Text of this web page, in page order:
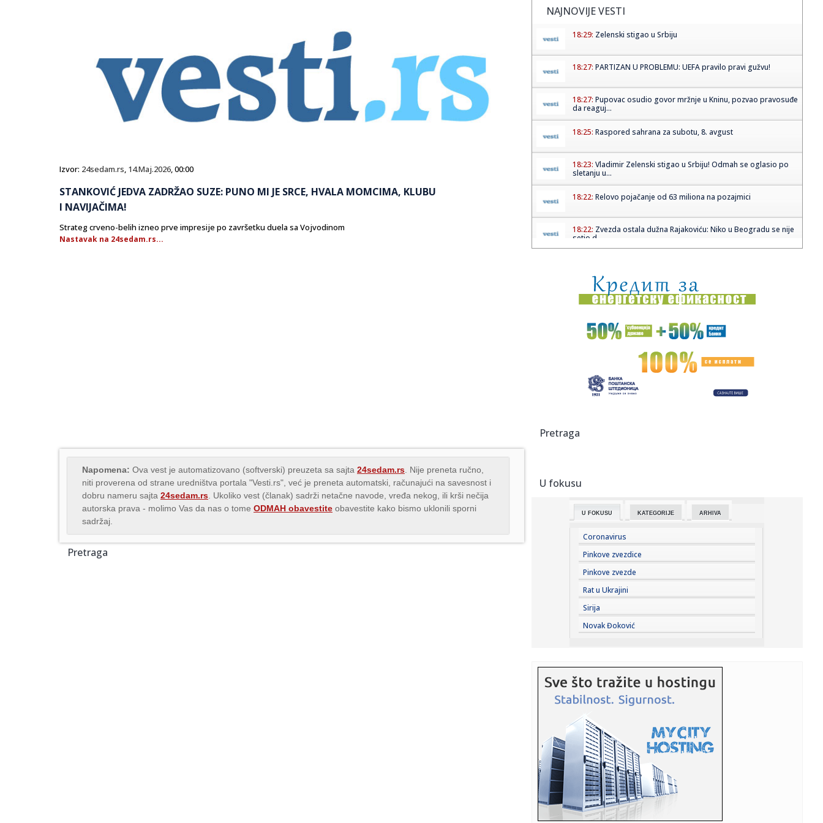
Izvor: 24sedam.rs, 14.Maj.2026, 00:00
STANKOVIĆ JEDVA ZADRŽAO SUZE: PUNO MI JE SRCE, HVALA MOMCIMA, KLUBU
I NAVIJAČIMA!
Strateg crveno-belih izneo prve impresije po završetku duela sa Vojvodinom
Nastavak na 24sedam.rs...
Napomena: Ova vest je automatizovano (softverski) preuzeta sa sajta 24sedam.rs . Nije preneta ručno,
niti proverena od strane uredništva portala "Vesti.rs", već je preneta automatski, računajući na savesnost i
dobru nameru sajta 24sedam.rs . Ukoliko vest (članak) sadrži netačne navode, vređa nekog, ili krši nečija
autorska prava - molimo Vas da nas o tome ODMAH obavestite obavestite kako bismo uklonili sporni
sadržaj.
Pretraga
NAJNOVIJE VESTI
18:29: Zelenski stigao u Srbiju
18:27: PARTIZAN U PROBLEMU: UEFA pravilo pravi gužvu!
18:27: Pupovac osudio govor mržnje u Kninu, pozvao pravosuđe
da reaguj...
18:25: Raspored sahrana za subotu, 8. avgust
18:23: Vladimir Zelenski stigao u Srbiju! Odmah se oglasio po
sletanju u...
18:22: Relovo pojačanje od 63 miliona na pozajmici
18:22: Zvezda ostala dužna Rajakoviću: Niko u Beogradu se nije
setio d...
18:22:Bojanić: Beograđani u Carigradu – Тrag bolne seobe koji i
da...
18:22:Supruga Sergeja Trifunovića privedena zbog sumnje na
krađu; Mre...
Besni su; Širom grada osvanuli kovčezi sa jezivim
18:19:Đokić visokorizičan, Lompar bezobzirni narcis: Zbog ovih
18:09:
18:07: SSP: Dok direktori idu na mitinge, građani žedni na plus 35
18:06:Posle Viz era i Rajaner obustavlja letove: Da li Srbija ostaje
be...
18:05:Kijev upotrebio gotovo sva sredstva NATO-a protiv Rusije
— biv...
18:05:Meloni ne odustaje: "Odbijamo ultimatum"
17:58: Devojčica opisala horor u školi: "Mislila sam da ću umreti"
FO...
17:54:
Zvezd...
17:54:Mančester siti odbio ponudu Barselone
17:54:Dva Air Tractora gase požar u Konjicu, u subotu stiže i
treći
17:54:Pokušali da pretresu stvari supruge Sergeja Trifunovića u
Pretraga
U fokusu
U FOKUSU KATEGORIJE ARHIVA
Coronavirus
Pinkove zvezdice
Pinkove zvezde
Rat u Ukrajini
Sirija
Novak Đoković